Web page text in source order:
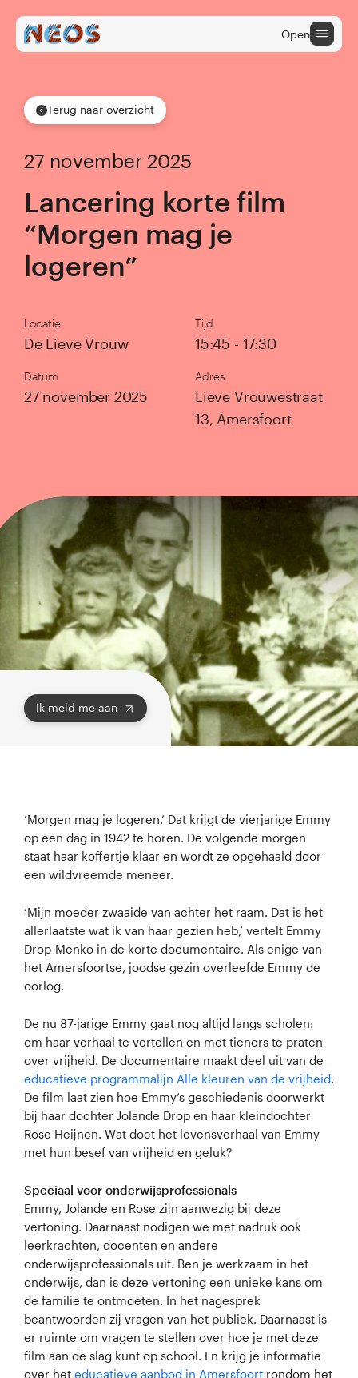
Open
Onderwijs
Cultuuraanbieders
Cultuur na School
Terug naar overzicht
27 november 2025
Lancering korte film
“Morgen mag je
logeren”
Locatie
De Lieve Vrouw
Datum
27 november 2025
Tijd
15:45 - 17:30
Adres
Lieve Vrouwestraat
13, Amersfoort
Ik meld me aan
‘Morgen mag je logeren.’ Dat krijgt de vierjarige Emmy
op een dag in 1942 te horen. De volgende morgen
staat haar koffertje klaar en wordt ze opgehaald door
een wildvreemde meneer.
‘Mijn moeder zwaaide van achter het raam. Dat is het
allerlaatste wat ik van haar gezien heb,’ vertelt Emmy
Drop-Menko in de korte documentaire. Als enige van
het Amersfoortse, joodse gezin overleefde Emmy de
oorlog.
De nu 87-jarige Emmy gaat nog altijd langs scholen:
om haar verhaal te vertellen en met tieners te praten
over vrijheid. De documentaire maakt deel uit van de
educatieve programmalijn Alle kleuren van de vrijheid.
De film laat zien hoe Emmy’s geschiedenis doorwerkt
bij haar dochter Jolande Drop en haar kleindochter
Rose Heijnen. Wat doet het levensverhaal van Emmy
met hun besef van vrijheid en geluk?
Speciaal voor onderwijsprofessionals
Emmy, Jolande en Rose zijn aanwezig bij deze
vertoning. Daarnaast nodigen we met nadruk ook
leerkrachten, docenten en andere
onderwijsprofessionals uit. Ben je werkzaam in het
onderwijs, dan is deze vertoning een unieke kans om
de familie te ontmoeten. In het nagesprek
beantwoorden zij vragen van het publiek. Daarnaast is
er ruimte om vragen te stellen over hoe je met deze
film aan de slag kunt op school. En krijg je informatie
over het educatieve aanbod in Amersfoort rondom het